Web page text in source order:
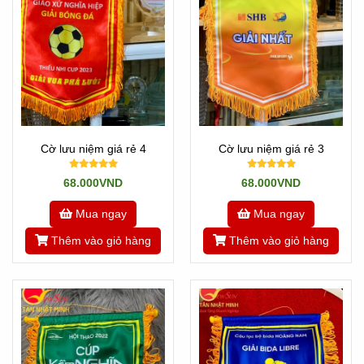
Cờ lưu niệm giá rẻ 4
68.000VND
Mua ngay
Thêm vào giỏ hàng
Cờ lưu niệm giá rẻ 3
68.000VND
Mua ngay
Thêm vào giỏ hàng